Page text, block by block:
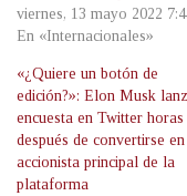
viernes, 13 mayo 2022
En «Internacionales»
«¿Quiere un botón de
edición?»: Elon Musk
encuesta en Twitter horas
después de convertirse
accionista principal de la
plataforma